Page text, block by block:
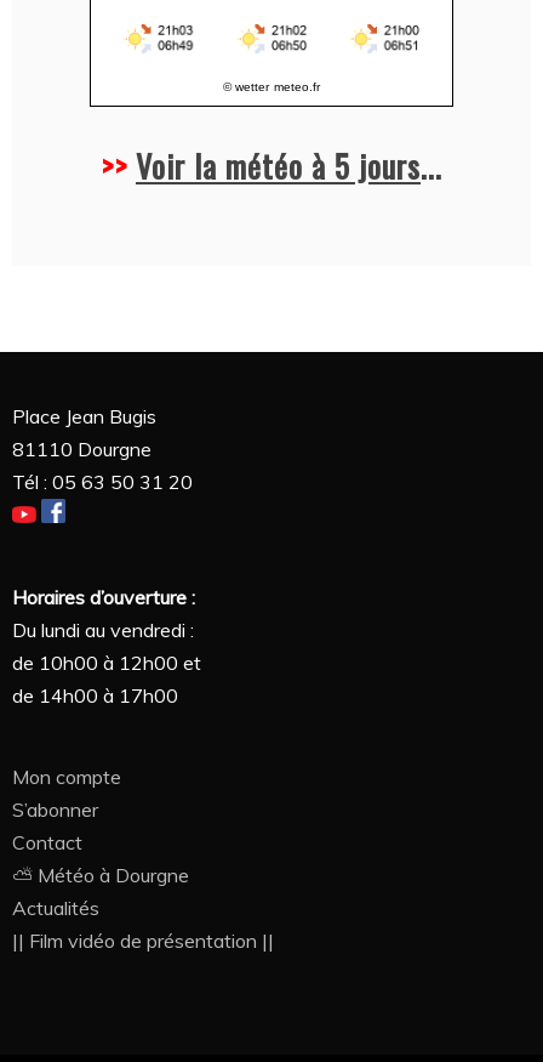
© wetter meteo.fr
>>Voir la météo à 5 jours...
Place Jean Bugis
81110 Dourgne
Tél : 05 63 50 31 20
Horaires d’ouverture :
Du lundi au vendredi :
de 10h00 à 12h00 et
de 14h00 à 17h00
Mon compte
S’abonner
Contact
⛅ Météo à Dourgne
Actualités
|| Film vidéo de présentation ||